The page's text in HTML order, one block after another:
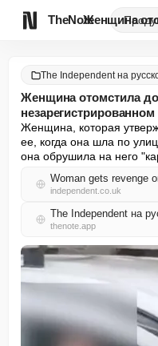
TheNote
The Independent на
Женщина отомстила
Женщина, которая
ее, когда она шла по
она обрушила на него
independent.co.uk
The Independent на
thenote.app